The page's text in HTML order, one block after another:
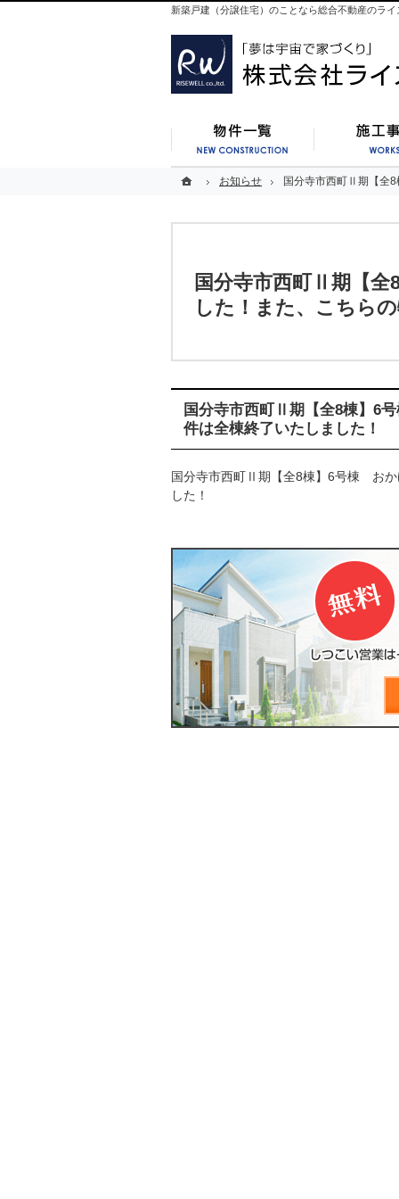
ホームお知らせ 国分寺市西町Ⅱ期【全
国分寺市西町Ⅱ期【
した！また、こちら
新築戸建（分譲住宅）のことなら総合不動産のライ
国分寺市西町Ⅱ期【全8棟】6
件は全棟終了いたしました！
国分寺市西町Ⅱ期【全8棟】6号棟 おか
した！
ホームお知らせ 国分寺市西町Ⅱ期【全